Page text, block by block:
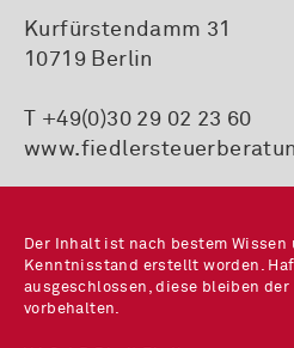
Kurfürstendamm 31
10719 Berlin
T +49(0)30 29 02 23 60
Der Inhalt ist nach bestem Wissen
Kenntnisstand erstellt worden.
ausgeschlossen, diese bleiben
vorbehalten.